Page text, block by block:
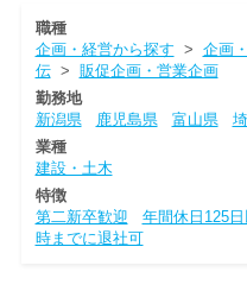
職種
企画・経営から探す > 企画
伝> 販促企画・営業企画
勤務地
新潟県
鹿児島県 富山県
業種
建設・土木
特徴
第二新卒歓迎
年間休日125
時までに退社可